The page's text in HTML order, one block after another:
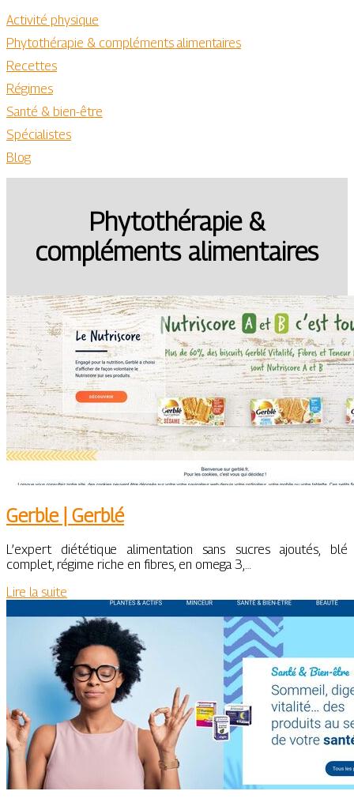
Activité physique
Phytothérapie & compléments alimentaires
Recettes
Régimes
Santé & bien-être
Spécialistes
Blog
Phytothérapie &
compléments alimentaires
Gerble | Gerblé
L’expert diététique alimentation sans sucres ajoutés, blé
complet, régime riche en fibres, en omega 3,…
Lire la suite